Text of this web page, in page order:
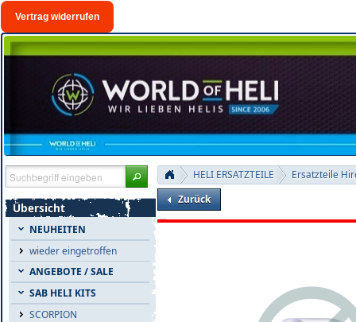
Vertrag widerrufen
Übersicht
NEUHEITEN
wieder eingetroffen
ANGEBOTE / SALE
SAB HELI KITS
SCORPION
HELI ERSATZTEILE
Ersatzteile
Zurück